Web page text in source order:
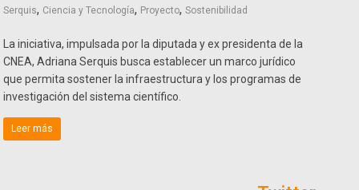
Serquis, Ciencia y Tecnología, Proyecto,Sostenibilidad
La iniciativa, impulsada por la diputada y ex presidenta de la
CNEA, Adriana Serquis busca establecer un marco jurídico
que permita sostener la infraestructura y los programas de
investigación del sistema científico.
Leer más